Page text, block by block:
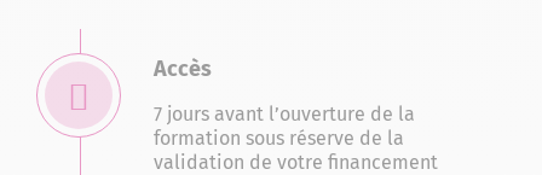
Accès
7 jours avant l’ouverture de la
formation sous réserve de la
validation de votre financement